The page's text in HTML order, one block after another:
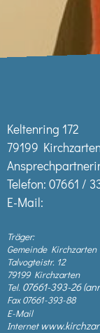
Keltenring 172
79199
Telefon: 07661 /
E-Mail:
Träger:
Gemeinde Kirchzarten
Talvogteistr. 12
79199 Kirchzarten
Tel. 07661-393-26
Fax 07661-393-88
E-Mail
Internet